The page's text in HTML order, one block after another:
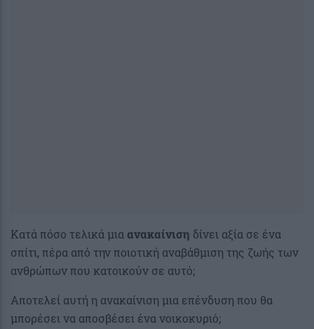
Κατά πόσο τελικά μια ανακαίνιση δίνει αξία σε ένα
σπίτι, πέρα από την ποιοτική αναβάθμιση της ζωής των
ανθρώπων που κατοικούν σε αυτό;
Αποτελεί αυτή η ανακαίνιση μια επένδυση που θα
μπορέσει να αποσβέσει ένα νοικοκυριό;